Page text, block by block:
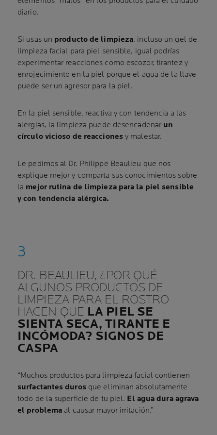
diario.
Si usas un producto de limpieza, incluso un gel de
limpieza facial para piel sensible, igual podrías
experimentar reacciones como escozor, tirantez y
enrojecimiento en la piel porque el agua de la llave
puede ser un agresor para la piel.
En la piel sensible, reactiva y con tendencia a las
alergias, la limpieza puede desencadenar un
círculo vicioso de reaccionesy malestar.
Le pedimos al Dr. Philippe Beaulieu que nos
explique mejor y comparta sus conocimientos sobre
la mejor rutina de limpieza para la piel sensible
y con tendencia alérgica.
DR. BEAULIEU, ¿POR QUÉ
ALGUNOS PRODUCTOS DE
LIMPIEZA PARA EL ROSTRO
HACEN QUE LA PIEL SE
SIENTA SECA, TIRANTE E
INCÓMODA? SIGNOS DE
CASPA
“Muchos productos para limpieza facial contienen
surfactantes durosque eliminan absolutamente
todo de la superficie de tu piel. El agua dura agrava
el problema al causar mayor irritación.”